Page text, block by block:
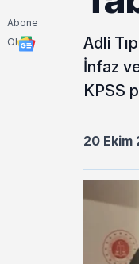
Abone
Ol
Adli
İnfaz
KPSS
20 Ekim